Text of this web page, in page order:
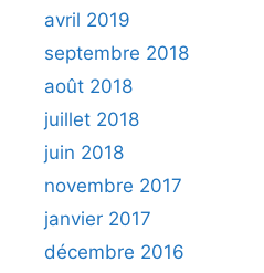
avril 2019
septembre 2018
août 2018
juillet 2018
juin 2018
novembre 2017
janvier 2017
décembre 2016